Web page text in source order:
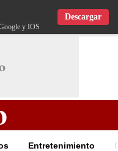
y IOS
Descargar
Entretenimiento